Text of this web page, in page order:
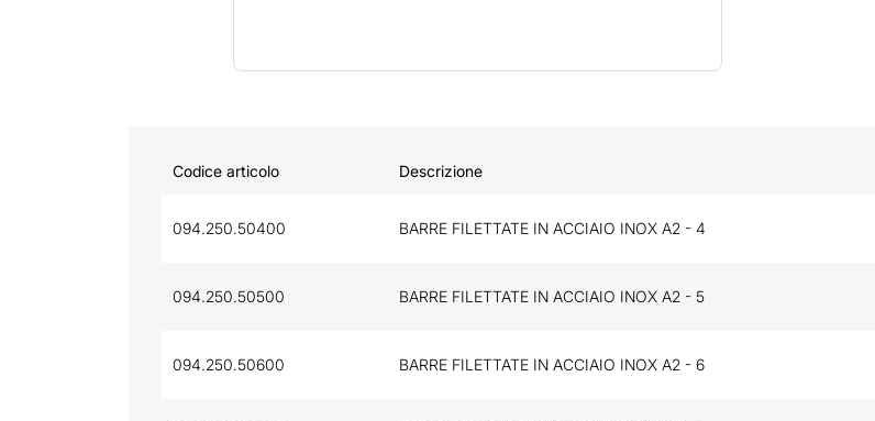
Codice articolo Descrizione
094.250.50400 BARRE FILETTATE IN ACCIAIO INOX A2 - 4
094.250.50500 BARRE FILETTATE IN ACCIAIO INOX A2 - 5
094.250.50600 BARRE FILETTATE IN ACCIAIO INOX A2 - 6